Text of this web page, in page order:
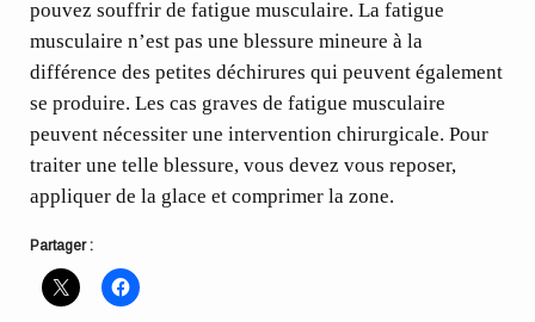
pouvez souffrir de fatigue musculaire. La fatigue
musculaire n’est pas une blessure mineure à la
différence des petites déchirures qui peuvent également
se produire. Les cas graves de fatigue musculaire
peuvent nécessiter une intervention chirurgicale. Pour
traiter une telle blessure, vous devez vous reposer,
appliquer de la glace et comprimer la zone.
Partager :